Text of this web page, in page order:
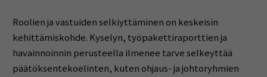
Roolien ja vastuiden selkiyttäminen on keskeisin
kehittämiskohde. Kyselyn, työpakettiraporttien ja
havainnoinnin perusteella ilmenee tarve selkeyttää
päätöksentekoelinten, kuten ohjaus- ja johtoryhmien